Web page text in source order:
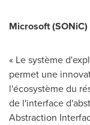
Microsoft (SONiC)
« Le système
permet une
l'écosystème du
de l'interface
Abstraction